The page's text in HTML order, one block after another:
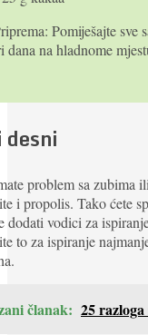
Pomiješajte sve
dana na hladnome
problem sa zubima
i propolis. Tako ćete
dodati vodici za
to za ispiranje
članak: 25